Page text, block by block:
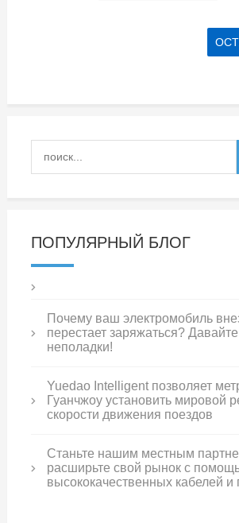
ПОПУЛЯРНЫЙ БЛОГ
Почему ваш электромобиль
перестает заряжаться?
неполадки!
Yuedao Intelligent позволяет
Гуанчжоу установить мировой
скорости движения поездов
Станьте нашим местным
расширьте свой рынок с
высококачественных кабелей и